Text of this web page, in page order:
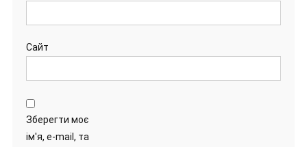
Сайт
Зберегти моє
ім'я, e-mail, та